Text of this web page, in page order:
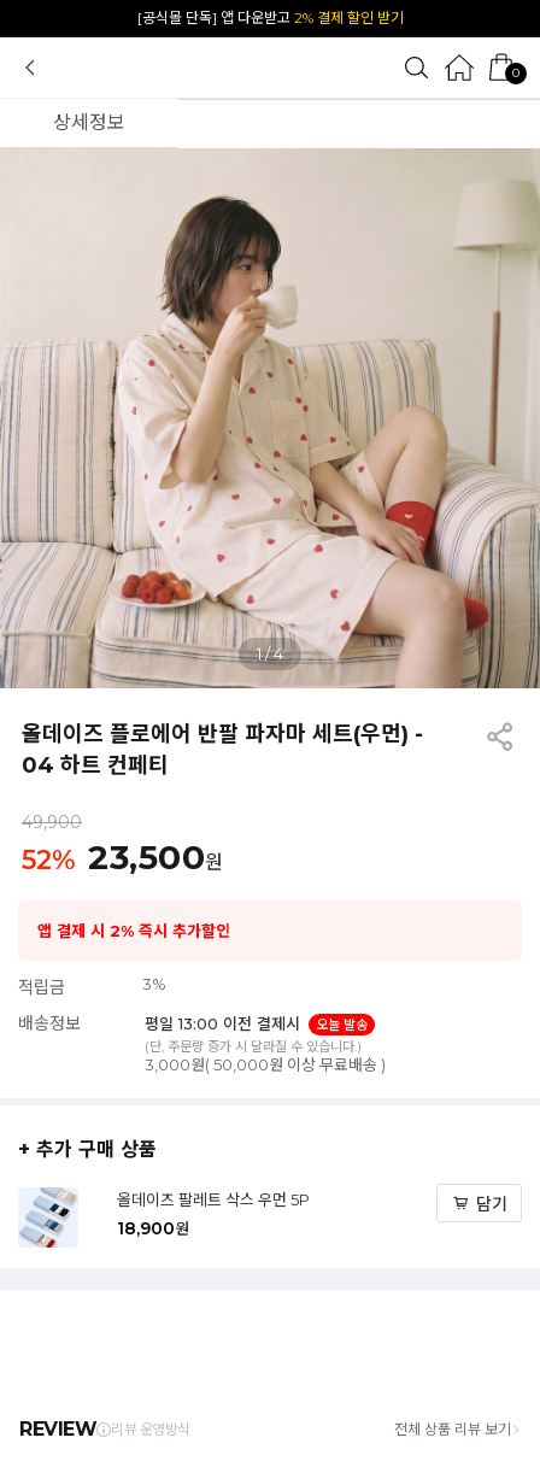
카카오 플친 추가하면1천원 즉시 할인 쿠폰
0
상세정보
1/4
올데이즈 플로에어 반팔 파자마 세트(우먼) -
04 하트 컨페티
49,900
52% 23,500원
앱 결제 시 2% 즉시 추가할인
적립금 3%
배송정보 평일 13:00 이전 결제시
오늘 발송
(단, 주문량 증가 시 달라질 수 있습니다.)
3,000원( 50,000원 이상 무료배송 )
+ 추가 구매 상품
올데이즈 팔레트 삭스 우먼 5P
18,900원
담기